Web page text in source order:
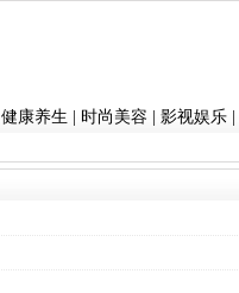
健康养生 时尚美容 影视娱乐|